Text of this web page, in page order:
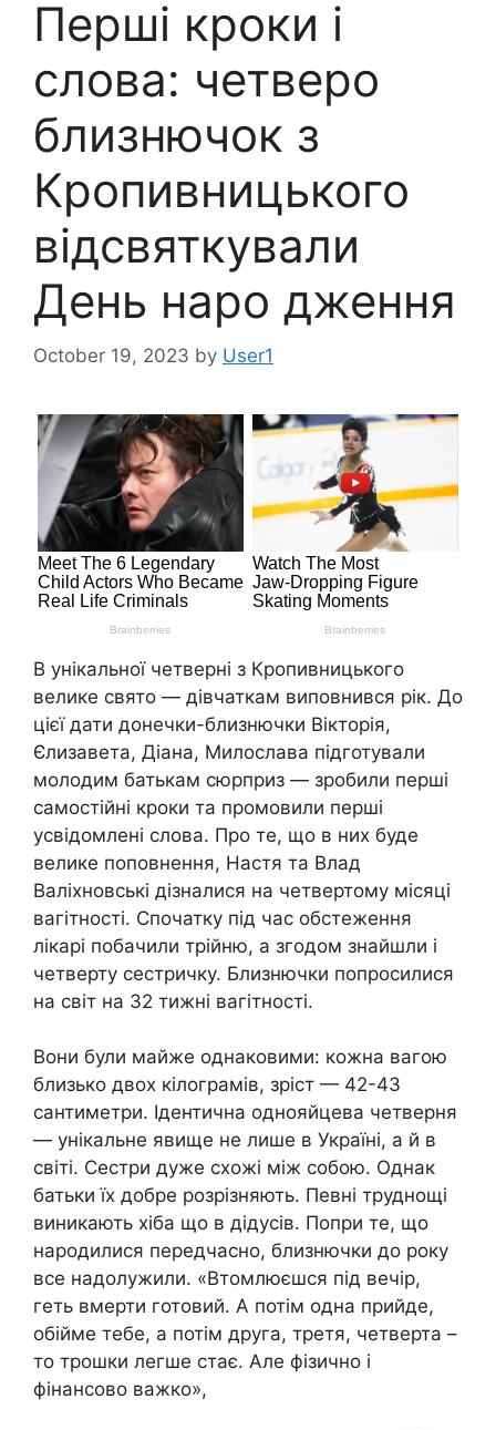
Перші кроки і
слова: четверо
близнючок з
Кропивницького
відсвяткували
День наро дження
October 19, 2023 by User1
В унікальної четверні з Кропивницького
велике свято — дівчаткам виповнився рік. До
цієї дати донечки-близнючки Вікторія,
Єлизавета, Діана, Милослава підготували
молодим батькам сюрприз — зробили перші
самостійні кроки та промовили перші
усвідомлені слова. Про те, що в них буде
велике поповнення, Настя та Влад
Валіхновські дізналися на четвертому місяці
вагітності. Спочатку під час обстеження
лікарі побачили трійню, а згодом знайшли і
четверту сестричку. Близнючки попросилися
на світ на 32 тижні вагітності.
Вони були майже однаковими: кожна вагою
близько двох кілограмів, зріст — 42-43
сантиметри. Ідентична однояйцева четверня
— унікальне явище не лише в Україні, а й в
світі. Сестри дуже схожі між собою. Однак
батьки їх добре розрізняють. Певні труднощі
виникають хіба що в дідусів. Попри те, що
народилися передчасно, близнючки до року
все надолужили. «Втомлюєшся під вечір,
геть вмерти готовий. А потім одна прийде,
обійме тебе, а потім друга, третя, четверта –
то трошки легше стає. Але фізично і
фінансово важко»,